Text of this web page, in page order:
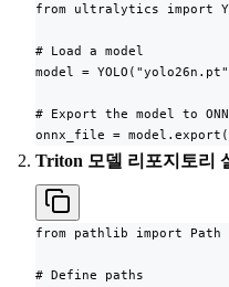
from ultralytics import
# Load a model
model =
# Export the model to
onnx_file =
Triton 모델 리포지토리
from pathlib import Path
# Define paths